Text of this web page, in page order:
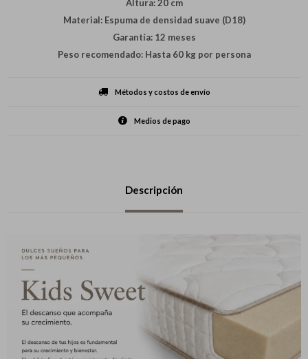
Altura: 20 cm
Material: Espuma de densidad suave (D18)
Garantía: 12 meses
Peso recomendado: Hasta 60 kg por persona
Métodos y costos de envío
Medios de pago
Descripción